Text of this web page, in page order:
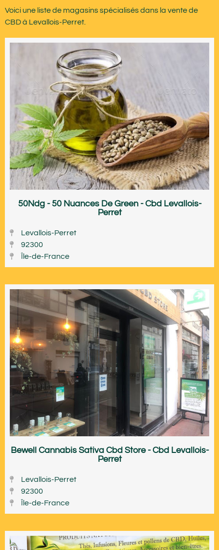
Voici une liste de magasins spécialisés dans la vente de
CBD à Levallois-Perret.
50Ndg - 50 Nuances De Green - Cbd Levallois-
Perret
Levallois-Perret
92300
Île-de-France
Bewell Cannabis Sativa Cbd Store - Cbd Levallois-
Perret
Levallois-Perret
92300
Île-de-France